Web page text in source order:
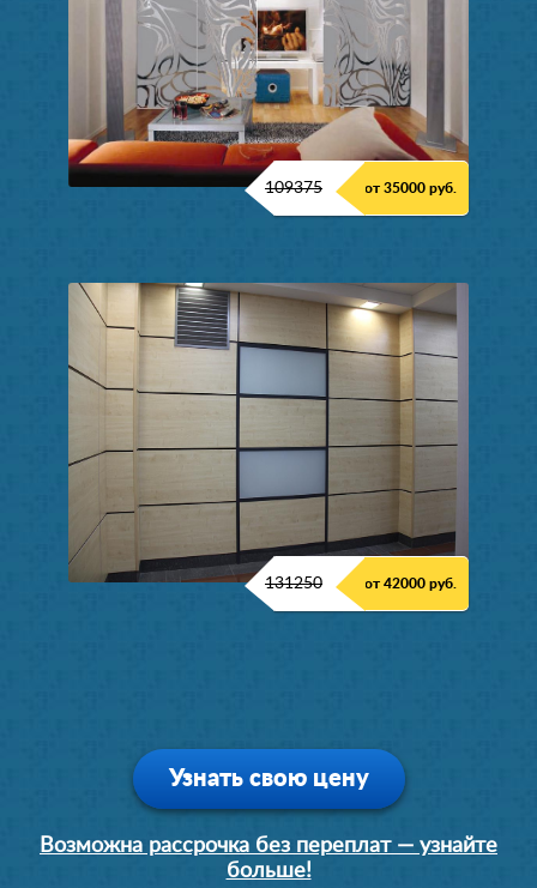
109375 от 35000 руб.
131250 от 42000 руб.
Узнать свою цену
Возможна рассрочка без переплат — узнайте
больше!